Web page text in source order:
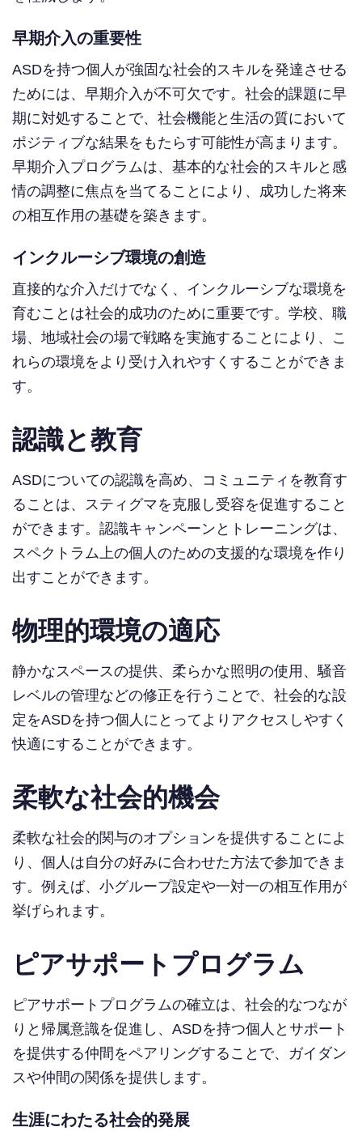
早期介入の重要性
ASDを持つ個人が強固な社会的スキルを発達させる
ためには、早期介入が不可欠です。社会的課題に早
期に対処することで、社会機能と生活の質において
ポジティブな結果をもたらす可能性が高まります。
早期介入プログラムは、基本的な社会的スキルと感
情の調整に焦点を当てることにより、成功した将来
の相互作用の基礎を築きます。
インクルーシブ環境の創造
直接的な介入だけでなく、インクルーシブな環境を
育むことは社会的成功のために重要です。学校、職
場、地域社会の場で戦略を実施することにより、こ
れらの環境をより受け入れやすくすることができま
す。
認識と教育
ASDについての認識を高め、コミュニティを教育す
ることは、スティグマを克服し受容を促進すること
ができます。認識キャンペーンとトレーニングは、
スペクトラム上の個人のための支援的な環境を作り
出すことができます。
物理的環境の適応
静かなスペースの提供、柔らかな照明の使用、騒音
レベルの管理などの修正を行うことで、社会的な設
定をASDを持つ個人にとってよりアクセスしやすく
快適にすることができます。
柔軟な社会的機会
柔軟な社会的関与のオプションを提供することによ
り、個人は自分の好みに合わせた方法で参加できま
す。例えば、小グループ設定や一対一の相互作用が
挙げられます。
ピアサポートプログラム
ピアサポートプログラムの確立は、社会的なつなが
りと帰属意識を促進し、ASDを持つ個人とサポート
を提供する仲間をペアリングすることで、ガイダン
スや仲間の関係を提供します。
生涯にわたる社会的発展